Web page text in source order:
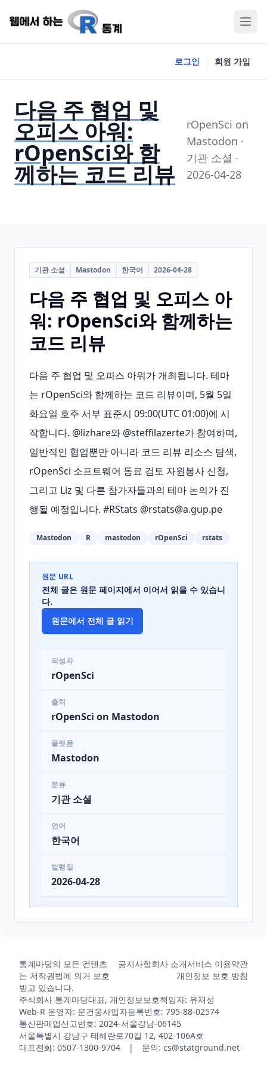
로그인 회원 가입
다음 주 협업 및
오피스 아워:
rOpenSci와 함
께하는 코드 리뷰
rOpenSci on
Mastodon ·
기관 소셜 ·
2026-04-28
기관 소셜 Mastodon 한국어 2026-04-28
다음 주 협업 및 오피스 아
워: rOpenSci와 함께하는
코드 리뷰
다음 주 협업 및 오피스 아워가 개최됩니다. 테마
는 rOpenSci와 함께하는 코드 리뷰이며, 5월 5일
화요일 호주 서부 표준시 09:00(UTC 01:00)에 시
작합니다. @lizhare와 @steffilazerte가 참여하며,
일반적인 협업뿐만 아니라 코드 리뷰 리소스 탐색,
rOpenSci 소프트웨어 동료 검토 자원봉사 신청,
그리고 Liz 및 다른 참가자들과의 테마 논의가 진
행될 예정입니다. #RStats @rstats@a.gup.pe
Mastodon R mastodon rOpenSci rstats
원문 URL
전체 글은 원문 페이지에서 이어서 읽을 수 있습니
다.
원문에서 전체 글 읽기
작성자
rOpenSci
출처
rOpenSci on Mastodon
플랫폼
Mastodon
분류
기관 소셜
언어
한국어
발행일
2026-04-28
통계마당의 모든 컨텐츠
는 저작권법에 의거 보호
받고 있습니다.
공지사항회사 소개서비스 이용약관
개인정보 보호 방침
주식회사 통계마당대표, 개인정보보호책임자: 유재성
Web-R 운영자: 문건웅사업자등록번호: 795-88-02574
통신판매업신고번호: 2024-서울강남-06145
서울특별시 강남구 테헤란로70길 12, 402-106A호
대표전화: 0507-1300-9704 | 문의: cs@statground.net